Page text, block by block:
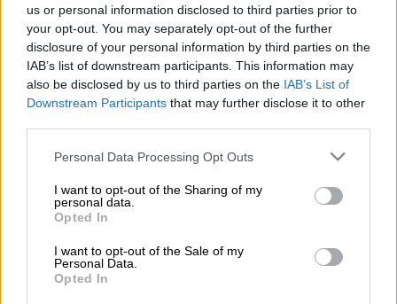
us or personal information disclosed to third parties prior to
your opt-out. You may separately opt-out of the further
disclosure of your personal information by third parties on the
IAB’s list of downstream participants. This information may
also be disclosed by us to third parties on the IAB’s List of
Downstream Participants that may further disclose it to other
Please note that this website/app uses one or more Google
not limited to your visit or usage behaviour. You may click to
grant or deny consent to Google and its third-party tags to
use your data for below specified purposes in below Google
consent section.
Personal Data Processing Opt Outs
I want to opt-out of the Sharing of my
personal data.
Opted In
I want to opt-out of the Sale of my
Personal Data.
Opted In
Υλικά
1 συκωταριά από αρνί ή κατσίκι με
τα γλυκάδια
400 γρ. φρέσκα κρεμμυδάκια
ψιλοκομμένα
1 μικρό μαρούλι ψιλοκομμένο
1 ματσάκι άνηθο ψιλοκομμένο
2 καρότα ψιλοκομμένα
1 κύβο ζωμού κρέατος, αραιωμένος
σε ένα φλιτζάνι του τσαγιού